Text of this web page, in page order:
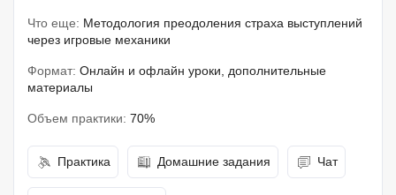
Что еще: Методология преодоления страха выступлений
через игровые механики
Формат: Онлайн и офлайн уроки, дополнительные
материалы
Объем практики: 70%
Практика Домашние задания Чат